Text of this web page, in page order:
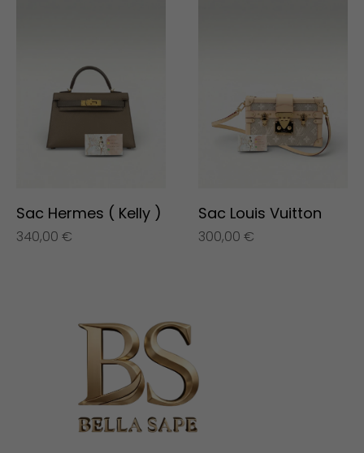
Sac Hermes ( Kelly )
340,00 €
Sac Louis Vuitton
300,00 €